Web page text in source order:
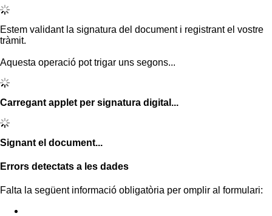
Estem validant la signatura del document i registrant el vostre
tràmit.
Aquesta operació pot trigar uns segons...
Carregant applet per signatura digital...
Signant el document...
Errors detectats a les dades
Falta la següent informació obligatòria per omplir al formulari: